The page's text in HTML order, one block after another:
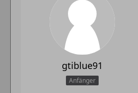
gtiblue91
Anfänger